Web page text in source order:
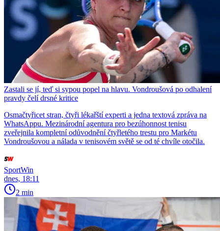
Zastali se jí, teď si sypou popel na hlavu. Vondroušová po odhalení
pravdy čelí drsné kritice
Osmačtyřicet stran, čtyři lékařští experti a jedna textová zpráva na
WhatsAppu. Mezinárodní agentura pro bezúhonnost tenisu
zveřejnila kompletní odůvodnění čtyřletého trestu pro Markétu
Vondroušovou a nálada v tenisovém světě se od té chvíle otočila.
SportWin
dnes, 18:11
2 min